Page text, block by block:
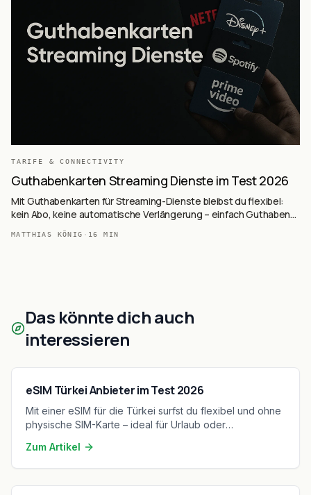
TARIFE & CONNECTIVITY
Guthabenkarten Streaming Dienste im Test 2026
Mit Guthabenkarten für Streaming-Dienste bleibst du flexibel:
kein Abo, keine automatische Verlängerung – einfach Guthaben
der beliebtesten Optionen vor.
MATTHIAS KÖNIG · 16 MIN
Das könnte dich auch
interessieren
eSIM Türkei Anbieter im Test 2026
Mit einer eSIM für die Türkei surfst du flexibel und ohne
physische SIM-Karte – ideal für Urlaub oder
erfolgt direkt über QR-Code in Sekunden.
Zum Artikel